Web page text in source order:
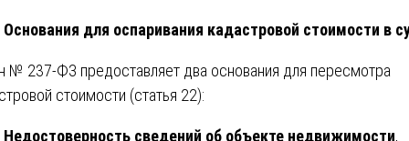
Основания для оспаривания кадастровой стоимости в
№ 237-ФЗ предоставляет два основания для пересмотра
стоимости (статья 22):
Недостоверность сведений об объекте недвижимости,